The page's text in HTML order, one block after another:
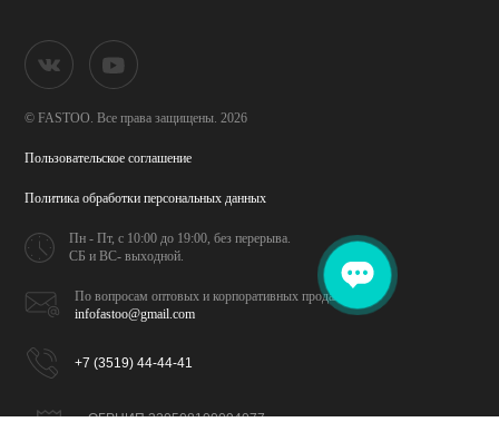
© FASTOO. Все права защищены. 2026
Пользовательское соглашение
Политика обработкиперсональных данных
Пн - Пт, с 10:00 до 19:00,без перерыва.
СБ и ВС- выходной.
По вопросам оптовых икорпоративных продаж
infofastoo@gmail.com
+7 (3519) 44-44-41
ОГРНИП 320508100094077